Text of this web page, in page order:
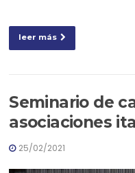
leer más
Seminario de
asociaciones
25/02/2021